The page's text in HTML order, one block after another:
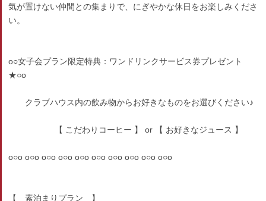
気が置けない仲間との集まりで、にぎやかな休日をお楽しみくださ
い。
o○女子会プラン限定特典：ワンドリンクサービス券プレゼント
★○o
クラブハウス内の飲み物からお好きなものをお選びください♪
【 こだわりコーヒー 】 or 【 お好きなジュース 】
o○o o○o o○o o○o o○o o○o o○o o○o o○o o○o
【 素泊まりプラン 】